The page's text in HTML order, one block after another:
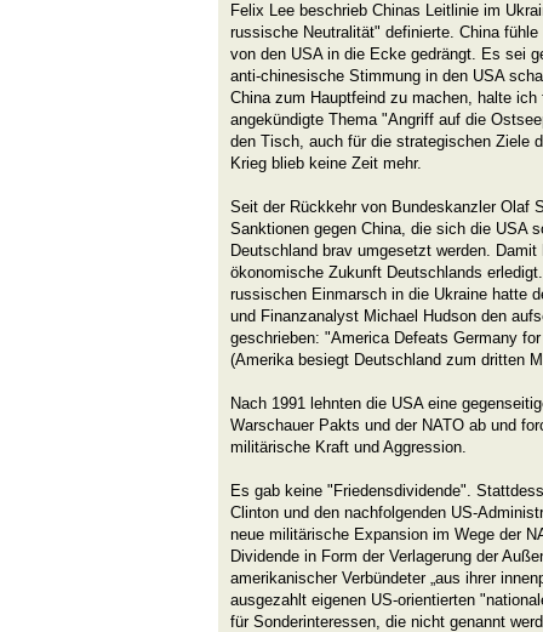
Felix Lee beschrieb Chinas Leitlinie im
russische Neutralität" definierte. China
von den USA in die Ecke gedrängt. Es sei
anti-chinesische Stimmung in den USA
China zum Hauptfeind zu machen, halte ich
angekündigte Thema "Angriff auf die
den Tisch, auch für die strategischen Ziele
Krieg blieb keine Zeit mehr.
Seit der Rückkehr von Bundeskanzler Olaf
Sanktionen gegen China, die sich die USA
Deutschland brav umgesetzt werden.
ökonomische Zukunft Deutschlands
russischen Einmarsch in die Ukraine hatte
und Finanzanalyst Michael Hudson den
geschrieben: "America Defeats Germany
(Amerika besiegt Deutschland zum dritten
Nach 1991 lehnten die USA eine
Warschauer Pakts und der NATO ab und
militärische Kraft und Aggression.
Es gab keine "Friedensdividende".
Clinton und den nachfolgenden US-
neue militärische Expansion im Wege der
Dividende in Form der Verlagerung der
amerikanischer Verbündeter „aus ihrer
ausgezahlt eigenen US-orientierten
für Sonderinteressen, die nicht genannt